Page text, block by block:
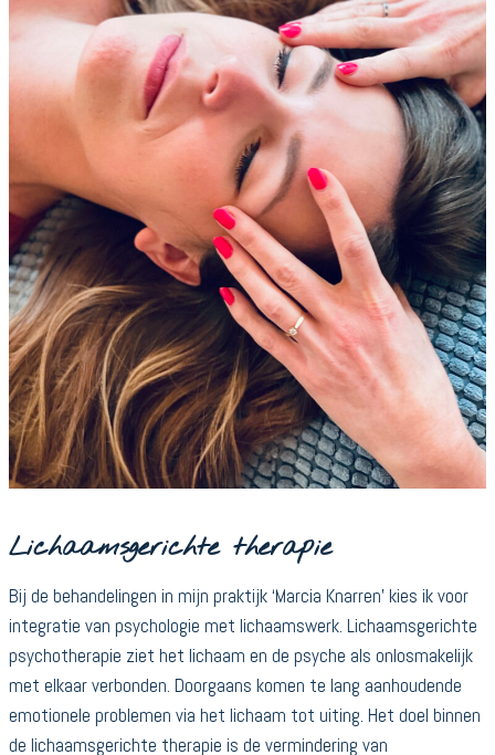
Lichaamsgerichte therapie
Bij de behandelingen in mijn praktijk ‘Marcia Knarren’ kies ik voor
integratie van psychologie met lichaamswerk. Lichaamsgerichte
psychotherapie ziet het lichaam en de psyche als onlosmakelijk
met elkaar verbonden. Doorgaans komen te lang aanhoudende
emotionele problemen via het lichaam tot uiting. Het doel binnen
de lichaamsgerichte therapie is de vermindering van